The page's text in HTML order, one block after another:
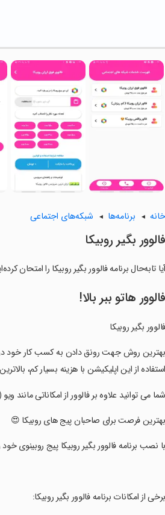
خانه برنامه‌ها شبکه‌های اجتماعی
فالوور بگیر روبیکا
آیا تابه‌حال برنامه فالوور بگیر روبیکا را امتحان
فالوور هاتو ببر بالا!
فالوور بگیر روبیکا
‏بهترین روش جهت رونق دادن به کسب کار خود در
استفاده از این اپلیکیشن با هزینه بسیار کم،
‏شما می توانید علاوه بر فالوور از امکاناتی مانند
‏بهترین فرصت برای صاحبان پیج های روبیکا 😍
‏با نصب برنامه فالوور بگیر روبیکا پیج روبینوی خود
‏برخی از امکانات برنامه فالوور بگیر روبیکا: